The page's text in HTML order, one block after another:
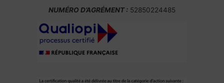
NUMÉRO D’AGRÉMENT : 52850224485